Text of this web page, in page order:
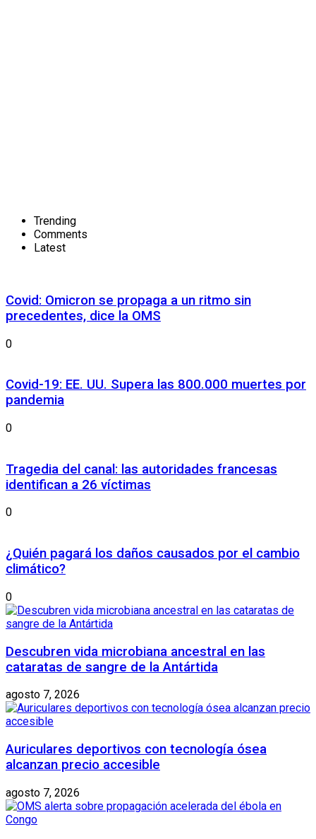
Trending
Comments
Latest
Covid: Omicron se propaga a un ritmo sin
precedentes, dice la OMS
0
Covid-19: EE. UU. Supera las 800.000 muertes por
pandemia
0
Tragedia del canal: las autoridades francesas
identifican a 26 víctimas
0
¿Quién pagará los daños causados ​​por el cambio
climático?
0
Descubren vida microbiana ancestral en las
cataratas de sangre de la Antártida
agosto 7, 2026
Auriculares deportivos con tecnología ósea
alcanzan precio accesible
agosto 7, 2026